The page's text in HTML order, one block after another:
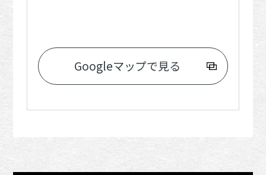
Googleマップで見る